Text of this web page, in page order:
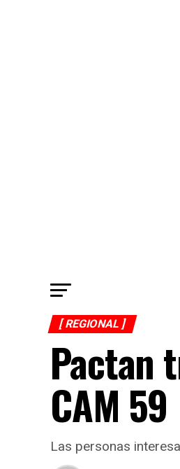
[ REGIONAL ]
Pactan
CAM 59
Las personas